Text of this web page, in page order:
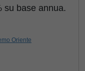
su base annua.
Oriente